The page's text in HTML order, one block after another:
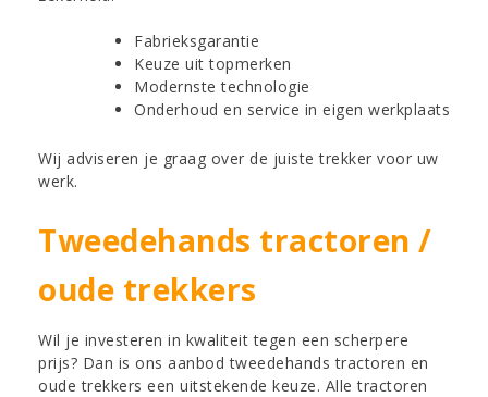
Fabrieksgarantie
Keuze uit topmerken
Modernste technologie
Onderhoud en service in eigen werkplaats
Wij adviseren je graag over de juiste trekker voor uw
werk.
Tweedehands tractoren /
oude trekkers
Wil je investeren in kwaliteit tegen een scherpere
prijs? Dan is ons aanbod tweedehands tractoren en
oude trekkers een uitstekende keuze. Alle tractoren